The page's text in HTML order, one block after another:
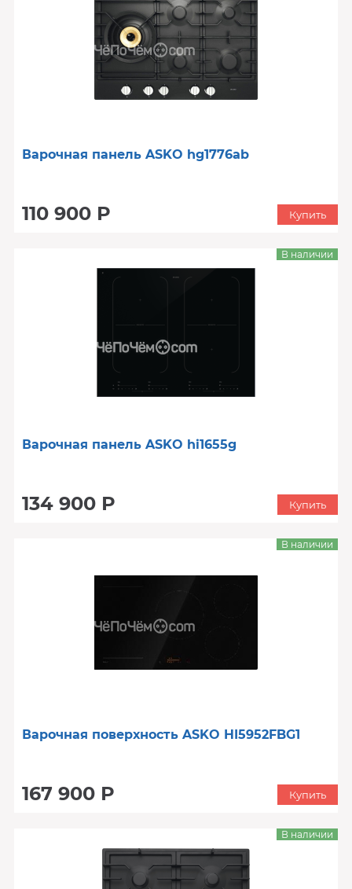
Варочная панель ASKO hg1776ab
110 900 Р Купить
Варочная панель ASKO hi1655g
134 900 Р
В наличии
Купить
Варочная поверхность ASKO HI5952FBG1
167 900 Р
В наличии
Купить
В наличии